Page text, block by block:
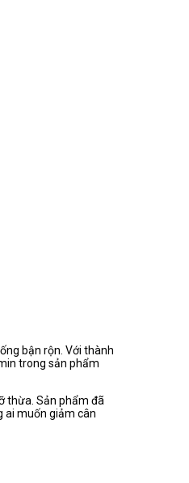
bận rộn. Với thành
trong sản phẩm
thừa. Sản phẩm đã
ai muốn giảm cân